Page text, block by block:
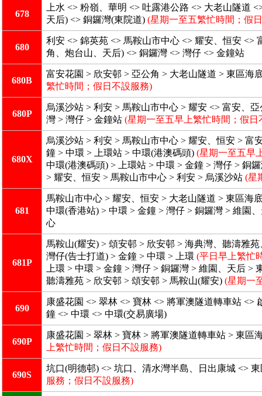
678
上水 <> 粉嶺、華明 <> 吐露港公路 <> 大老山隧道
天后) <> 銅鑼灣(東院道) (星期一至五繁忙時間；假
680
利安 <> 錦英苑 <> 馬鞍山市中心 <> 耀安、恒安 <>
角、炮台山、天后) <> 銅鑼灣 <> 灣仔 <> 金鐘站
680B
富安花園 > 欣安邨 > 亞公角 > 大老山隧道 > 東區
繁忙時間；假日不設服務)
680P
烏溪沙站 > 利安 > 馬鞍山市中心 > 耀安 <> 富安、
灣 > 灣仔 > 金鐘站 (星期一至五早上繁忙時間；假日
680X
烏溪沙站 > 利安 > 馬鞍山市中心 > 耀安、恒安 > 富
鐘 > 中環 > 上環站 > 中環(港澳碼頭) (星期一至五早
中環(港澳碼頭) > 上環站 > 中環 > 金鐘 > 灣仔 > 銅
> 耀安、恒安 > 馬鞍山市中心 > 利安 > 烏溪沙站 (星
681
馬鞍山市中心 > 耀安、恒安 > 大老山隧道 > 東區海
中環(香港站) > 中環 > 金鐘 > 灣仔 > 銅鑼灣 > 維園
心
681P
馬鞍山(耀安) > 頌安邨 > 欣安邨 > 海典灣、聽濤雅
灣仔(告士打道) > 金鐘 > 中環 > 上環 (平日早上繁忙
上環 > 中環 > 金鐘 > 灣仔 > 銅鑼灣 > 維園、天后
聽濤雅苑 > 欣安邨 > 頌安邨 > 馬鞍山(耀安) (星期一
690
康盛花園 <> 翠林 <> 寶林 <> 將軍澳隧道轉車站 <>
鐘 <> 中環 <> 中環(交易廣場)
690P
康盛花園 > 翠林 > 寶林 > 將軍澳隧道轉車站 > 東
上繁忙時間；假日不設服務)
690S
坑口(明德邨) <> 坑口、清水灣半島、日出康城 <>
服務；假日不設服務)